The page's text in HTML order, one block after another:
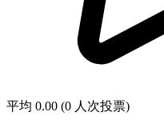
平均 0.00 (0 人次投票)